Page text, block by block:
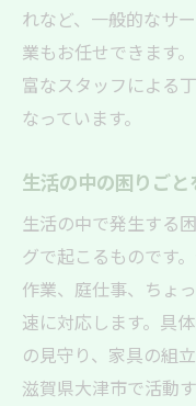
便利屋が
生活全般
便利屋の
専門スタ
便利屋が
もし困ったら
便利屋に
お家の悩
暮らしの
便利屋に
れなど、一般的なサ
業もお任せできます
富なスタッフによる
なっています。
生活の中の困りご
生活の中で発生する
グで起こるものです
作業、庭仕事、ちょ
速に対応します。具
の見守り、家具の組
滋賀県大津市で活動